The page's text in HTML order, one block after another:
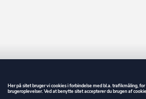
Her på sitet bruger vi cookies i forbindelse med bl.a. trafikmåling,
brugeroplevelser. Ved at benytte sitet accepterer du brugen af